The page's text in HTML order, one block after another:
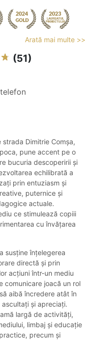
Arată mai multe >>
(51)
strada Dimitrie Comșa,
pune accent pe o
bucuria descoperirii și
echilibrată a
prin entuziasm și
puternice și
actuale.
ce stimulează copiii
cu învățarea
susține înțelegerea
directă și prin
acțiuni într-un mediu
comunicare joacă un rol
aibă încredere atât în
și apreciați.
largă de activități,
limbaj și educație
precum și